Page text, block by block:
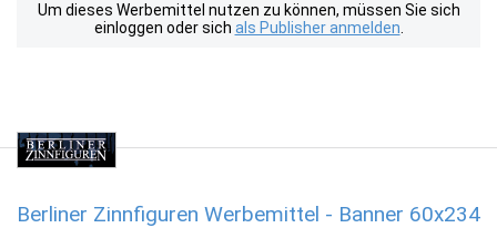
Um dieses Werbemittel nutzen zu können, müssen Sie sich
einloggen oder sich als Publisher anmelden
Berliner Zinnfiguren Werbemittel - Banner 60x234